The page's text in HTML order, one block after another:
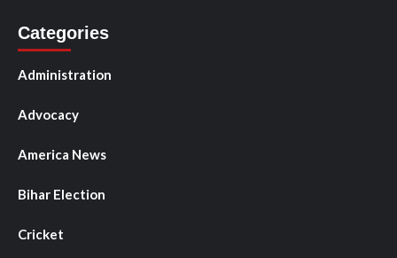
Categories
Administration
Advocacy
America News
Bihar Election
Cricket